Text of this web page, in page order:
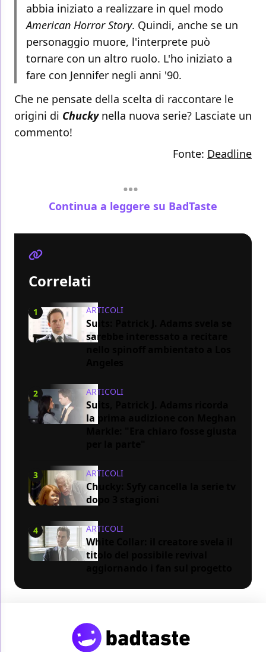
abbia iniziato a realizzare in quel modo
American Horror Story. Quindi, anche se un
personaggio muore, l'interprete può
tornare con un altro ruolo. L'ho iniziato a
fare con Jennifer negli anni '90.
Che ne pensate della scelta di raccontare le
origini di Chuckynella nuova serie? Lasciate un
commento!
Fonte: Deadline
Continua a leggere su BadTaste
Correlati
1 ARTICOLI
Suits: Patrick J. Adams svela se
sarebbe interessato a recitare
2 ARTICOLI
Suits, Patrick J. Adams ricorda
la prima audizione con Meghan
3 ARTICOLI
Chucky: Syfy cancella la serie tv
dopo 3 stagioni
4 ARTICOLI
White Collar: il creatore svela il
titolo del possibile revival